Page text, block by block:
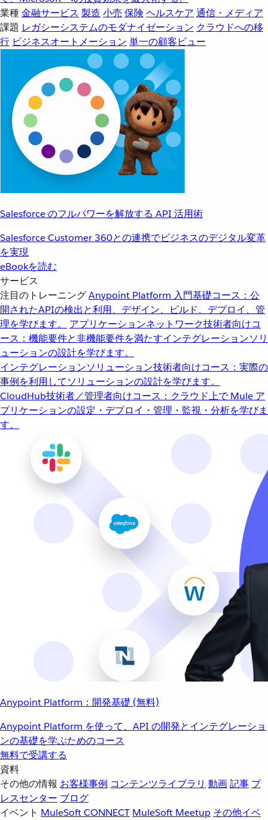
業種金融サービス 製造 小売 保険 ヘルスケア 通信・メディア
課題 レガシーシステムのモダナイゼーション クラウドへの移
行 ビジネスオートメーション 単一の顧客ビュー
Salesforce のフルパワーを解放する API 活用術
Salesforce Customer 360との連携でビジネスのデジタル変革
を実現
eBookを読む
サービス
注目のトレーニングAnypoint Platform 入門基礎コース：公
開されたAPIの検出と利用、デザイン、ビルド、デプロイ、管
理を学びます。
アプリケーションネットワーク技術者向けコ
ース：機能要件と非機能要件を満たすインテグレーションソリ
ューションの設計を学びます。
インテグレーションソリューション技術者向けコース：実際の
事例を利用してソリューションの設計を学びます。
CloudHub技術者／管理者向けコース：クラウド上で Mule ア
プリケーションの設定・デプロイ・管理・監視・分析を学びま
す。
Anypoint Platform：開発基礎 (無料)
Anypoint Platform を使って、API の開発とインテグレーショ
ンの基礎を学ぶためのコース
無料で受講する
資料
その他の情報 お客様事例 コンテンツライブラリ 動画記事 プ
レスセンター ブログ
イベント MuleSoft CONNECT MuleSoft Meetup その他イベ